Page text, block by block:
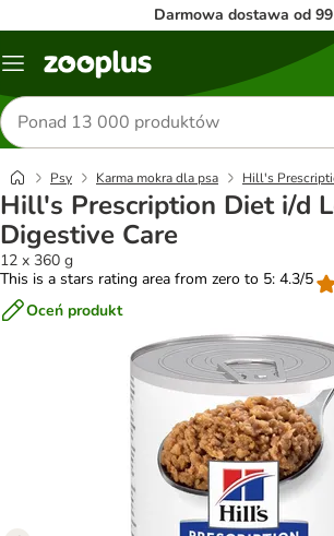
Darmowa dostawa od 99
Menu
Szukaj
produktów
Psy Karma mokra dla psa Hill's
Hill's Prescription Diet i/d
Digestive Care
12 x 360 g
This is a stars rating area from zero to 5: 4.3/5
Oceń produkt